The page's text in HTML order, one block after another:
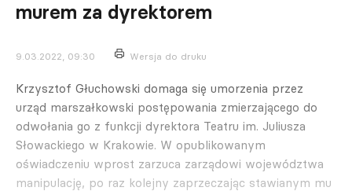
murem za dyrektorem
9.03.2022, 09:30 Wersja do druku
Krzysztof Głuchowski domaga się umorzenia przez
urząd marszałkowski postępowania zmierzającego do
odwołania go z funkcji dyrektora Teatru im. Juliusza
Słowackiego w Krakowie. W opublikowanym
oświadczeniu wprost zarzuca zarządowi województwa
manipulację, po raz kolejny zaprzeczając stawianym mu